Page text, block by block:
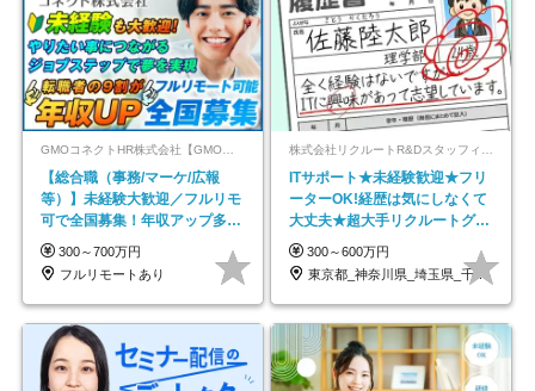
GMOコネクトHR株式会社【GMOインターネットグループ】
【総合職（事務/マーケ/広報
等）】未経験大歓迎／フルリモ
可で全国募集！年収アップ多数
★年休最大130日★
300～700万円
フルリモートあり
ITサポート★未経験歓迎★フリ
ーターOK!経歴は気にしなくて
大丈夫★超大手リクルートグル
ープの正社員/sg
300～600万円
東京都_神奈川県_埼玉県_千葉県_大阪府…